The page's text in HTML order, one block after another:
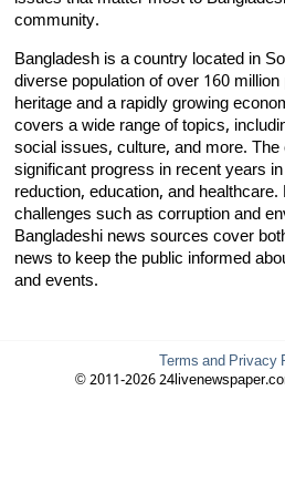
community.
Bangladesh is a country located in
diverse population of over 160
heritage and a rapidly growing
covers a wide range of topics,
social issues, culture, and more.
significant progress in recent years
reduction, education, and
challenges such as corruption and
Bangladeshi news sources cover
news to keep the public informed
and events.
Terms and Privacy
© 2011-2026